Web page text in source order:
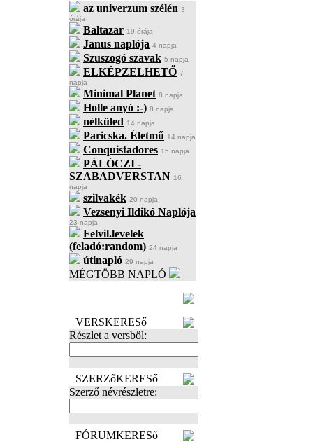
az univerzum szélén 3
órája
Baltazar 19 órája
Janus naplója 4 napja
Szuszogó szavak 5 napja
ELKÉPZELHETŐ 7
napja
Minimal Planet 8 napja
Holle anyó :-) 8 napja
nélküled 14 napja
Paricska. Életmű 14 napja
Conquistadores 15 napja
PÁLÓCZI -
SZABADVERSTAN 16
napja
szilvakék 20 napja
Vezsenyi Ildikó Naplója
23 napja
Felvil.levelek
(feladó:random) 24 napja
útinapló 29 napja
MÉGTÖBB NAPLÓ
VERSKERESő
Részlet a versből:
SZERZőKERESő
Szerző névrészletre:
FÓRUMKERESő